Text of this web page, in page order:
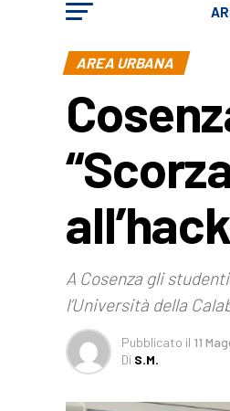
AREA URBANA
A Cosenza gli
l’Università della
Pubblicato il 11
Di S.M.